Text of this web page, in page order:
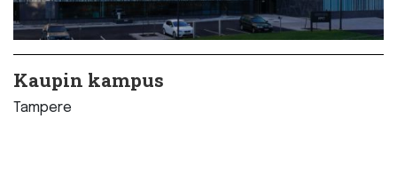
Kaupin kampus
Tampere